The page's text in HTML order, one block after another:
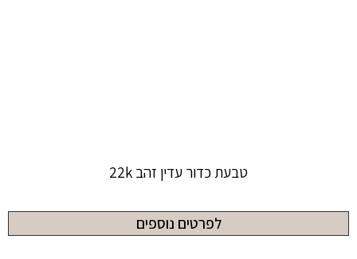
טבעת כדור עדין זהב 22k
לפרטים נוספים